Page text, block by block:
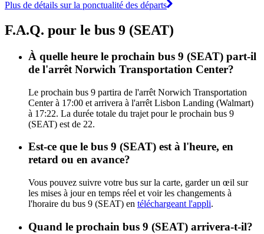
Plus de détails sur la ponctualité des départs
F.A.Q. pour le bus 9 (SEAT)
À quelle heure le prochain bus 9 (SEAT) part-il
de l'arrêt Norwich Transportation Center?
Le prochain bus 9 partira de l'arrêt Norwich Transportation
Center à 17:00 et arrivera à l'arrêt Lisbon Landing (Walmart)
à 17:22. La durée totale du trajet pour le prochain bus 9
(SEAT) est de 22.
Est-ce que le bus 9 (SEAT) est à l'heure, en
retard ou en avance?
Vous pouvez suivre votre bus sur la carte, garder un œil sur
les mises à jour en temps réel et voir les changements à
l'horaire du bus 9 (SEAT) en téléchargeant l'appli.
Quand le prochain bus 9 (SEAT) arrivera-t-il?